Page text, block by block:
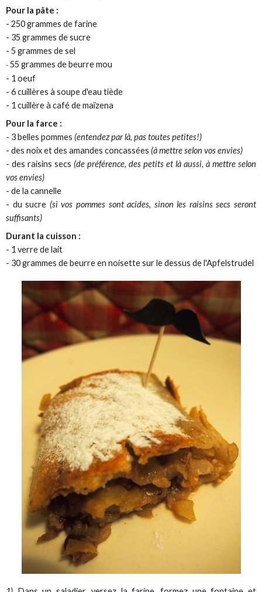
Pour la pâte :
- 250 grammes de farine
- 35 grammes de sucre
- 5 grammes de sel
- 55 grammes de beurre mou
- 1 oeuf
- 6 cuillères à soupe d'eau tiède
- 1 cuillère à café de maïzena
Pour la farce :
- 3 belles pommes (entendez par là, pas toutes petites!)
- des noix et des amandes concassées (à mettre selon vos envies)
- des raisins secs (de préférence, des petits et là aussi, à mettre selon
vos envies)
- de la cannelle
- du sucre (si vos pommes sont acides, sinon les raisins secs seront
suffisants)
Durant la cuisson :
- 1 verre de lait
- 30 grammes de beurre en noisette sur le dessus de l'Apfelstrudel